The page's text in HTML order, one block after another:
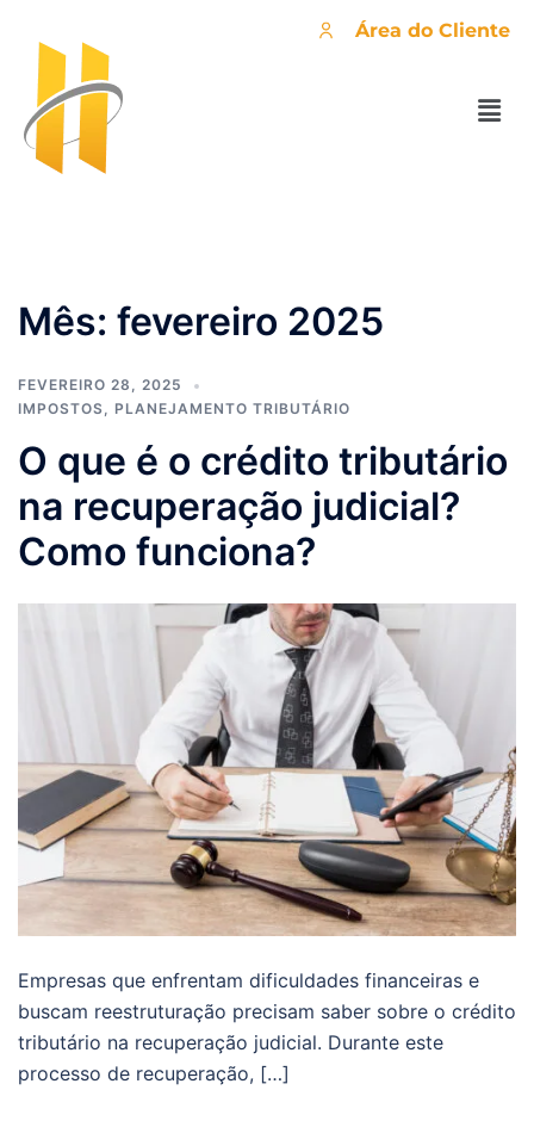
Área do Cliente
Mês: fevereiro 2025
FEVEREIRO 28, 2025
IMPOSTOS, PLANEJAMENTO TRIBUTÁRIO
O que é o crédito tributário
na recuperação judicial?
Como funciona?
Empresas que enfrentam dificuldades financeiras e
buscam reestruturação precisam saber sobre o crédito
tributário na recuperação judicial. Durante este
processo de recuperação, […]